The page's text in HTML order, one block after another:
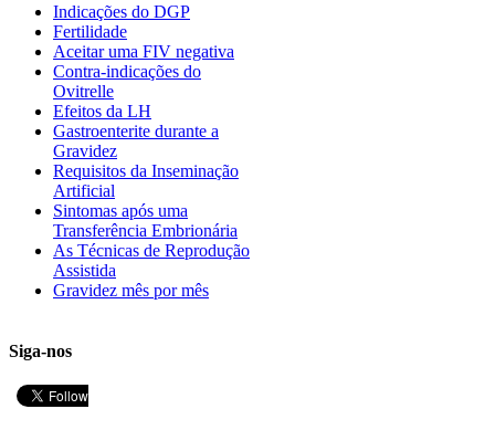
Indicações do DGP
Fertilidade
Aceitar uma FIV negativa
Contra-indicações do
Ovitrelle
Efeitos da LH
Gastroenterite durante a
Gravidez
Requisitos da Inseminação
Artificial
Sintomas após uma
Transferência Embrionária
As Técnicas de Reprodução
Assistida
Gravidez mês por mês
Siga-nos